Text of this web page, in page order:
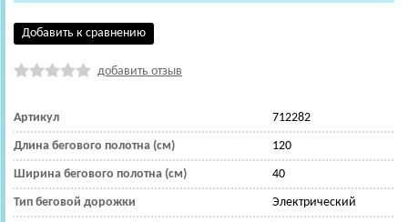
Добавить к сравнению
добавить отзыв
Артикул 712282
Длина бегового полотна (см) 120
Ширина бегового полотна (см) 40
Тип беговой дорожки Электрический